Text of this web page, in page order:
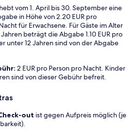
vom 1. April bis 30. September eine
in Höhe von 2.20 EUR pro
für Erwachsene. Für Gäste im Alter
Jahren beträgt die Abgabe 1.10 EUR pro
unter 12 Jahren sind von der Abgabe
2 EUR pro Person pro Nacht. Kinder
sind von dieser Gebühr befreit.
out ist gegen Aufpreis möglich (je